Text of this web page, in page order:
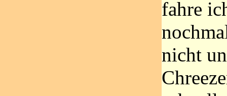
fahre
nicht